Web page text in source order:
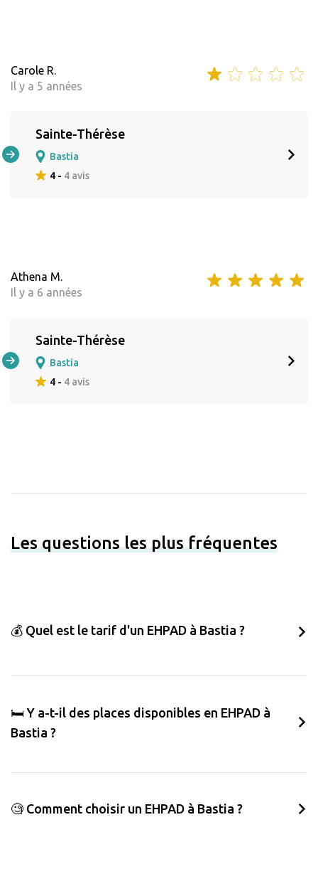
Carole R.
Il y a 5 années
Sainte-Thérèse
Bastia
4 - 4 avis
Athena M.
Il y a 6 années
Sainte-Thérèse
Bastia
4 - 4 avis
Les questions les plus fréquentes
💰 Quel est le tarif d'un EHPAD à Bastia ?
🛏️ Y a-t-il des places disponibles en EHPAD à
Bastia ?
🧐 Comment choisir un EHPAD à Bastia ?